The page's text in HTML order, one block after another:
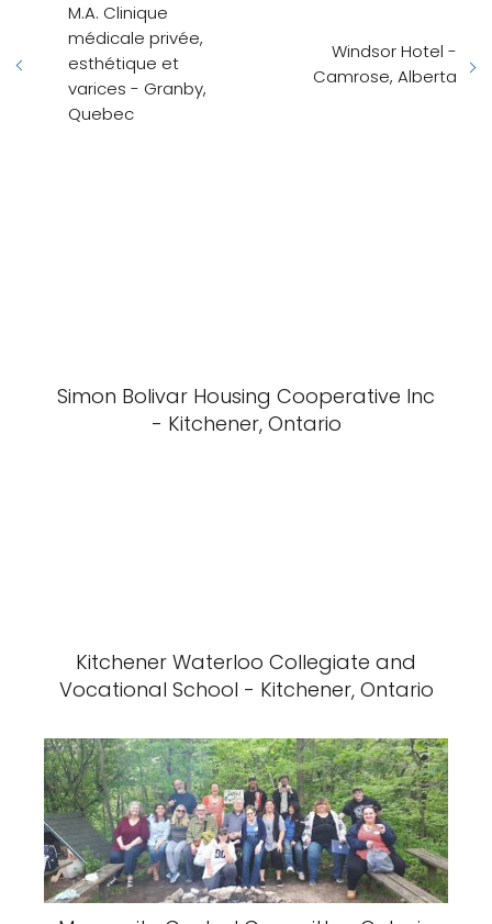
M.A. Clinique
médicale privée,
esthétique et
varices - Granby,
Quebec
Windsor Hotel -
Camrose, Alberta
Simon Bolivar Housing Cooperative Inc
- Kitchener, Ontario
Kitchener Waterloo Collegiate and
Vocational School - Kitchener, Ontario